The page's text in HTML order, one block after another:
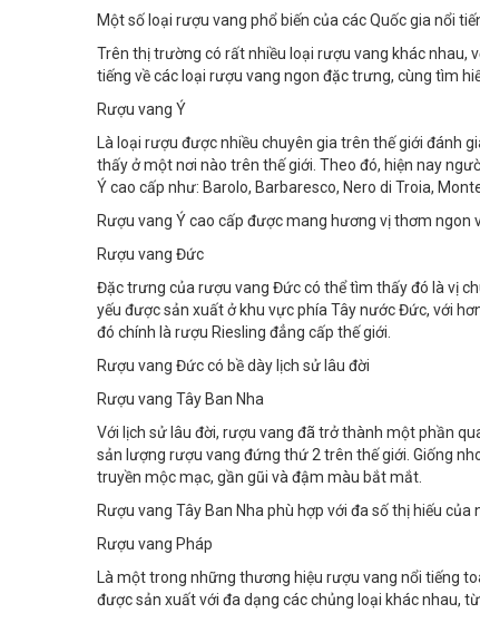
Một số loại rượu vang phổ biến của các Quốc gia nổi
Trên thị trường có rất nhiều loại rượu vang khác nhau,
tiếng về các loại rượu vang ngon đặc trưng, cùng tìm
Rượu vang Ý
Là loại rượu được nhiều chuyên gia trên thế giới đánh
thấy ở một nơi nào trên thế giới. Theo đó, hiện nay
Ý cao cấp như: Barolo, Barbaresco, Nero di Troia,
Rượu vang Ý cao cấp được mang hương vị thơm ngon
Rượu vang Đức
Đặc trưng của rượu vang Đức có thể tìm thấy đó là vị
yếu được sản xuất ở khu vực phía Tây nước Đức, với
đó chính là rượu Riesling đẳng cấp thế giới.
Rượu vang Đức có bề dày lịch sử lâu đời
Rượu vang Tây Ban Nha
Với lịch sử lâu đời, rượu vang đã trở thành một phần
sản lượng rượu vang đứng thứ 2 trên thế giới. Giống
truyền mộc mạc, gần gũi và đậm màu bắt mắt.
Rượu vang Tây Ban Nha phù hợp với đa số thị hiếu của
Rượu vang Pháp
Là một trong những thương hiệu rượu vang nổi tiếng
được sản xuất với đa dạng các chủng loại khác nhau,